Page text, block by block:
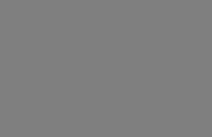
are available